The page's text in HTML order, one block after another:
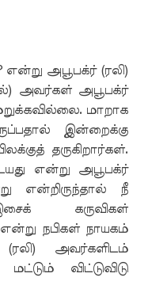
அபூபக்ர் (ரலி)
அவர்கள் அபூபக்ர்
மாறாக
இன்றைக்கு
தருகிறார்கள்.
என்று அபூபக்ர்
என்றிருந்தால் நீ
கருவிகள்
நபிகள் நாயகம்
அவர்களிடம்
மட்டும் விட்டுவிடு